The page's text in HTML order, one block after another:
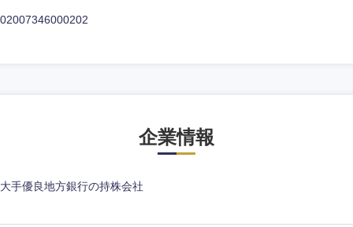
02007346000202
企業情報
大手優良地方銀行の持株会社